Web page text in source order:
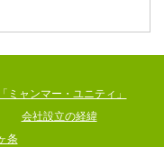
ャンマー・ユニティ」
会社設立の経緯
条